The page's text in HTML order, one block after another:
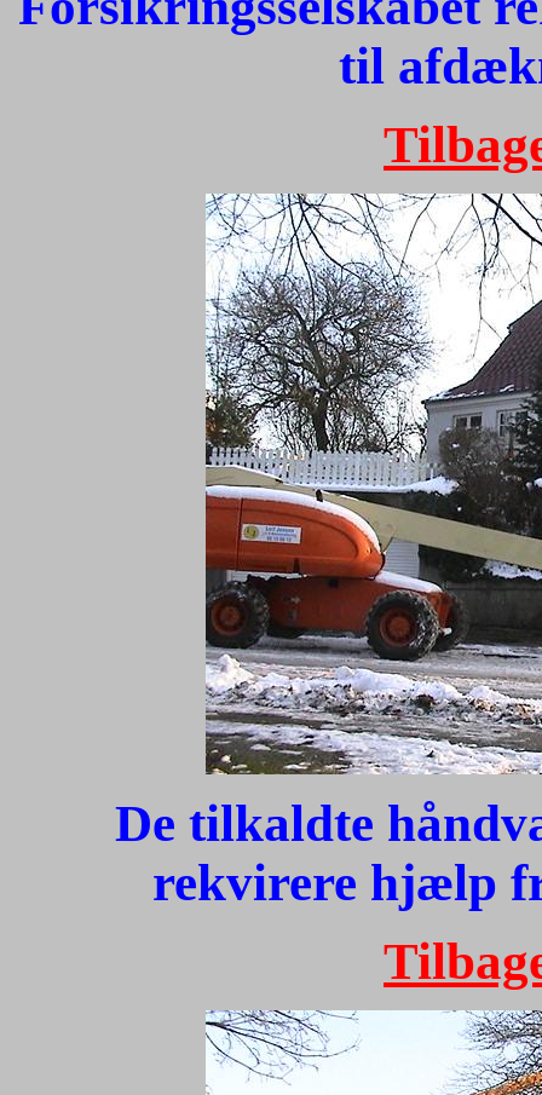
til
De tilkaldte
rekvirere hjælp